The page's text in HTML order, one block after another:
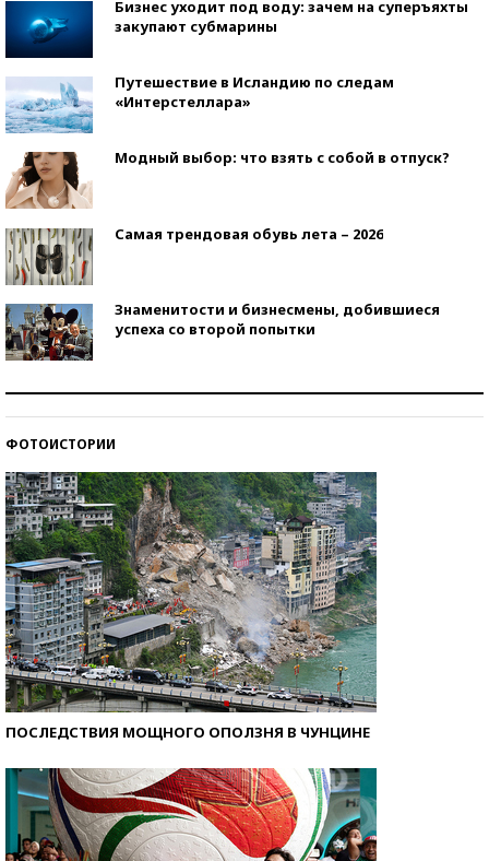
Бизнес уходит под воду: зачем на суперъяхты
закупают субмарины
Путешествие в Исландию по следам
«Интерстеллара»
Модный выбор: что взять с собой в отпуск?
Самая трендовая обувь лета – 2026
Знаменитости и бизнесмены, добившиеся
успеха со второй попытки
ФОТОИСТОРИИ
ПОСЛЕДСТВИЯ МОЩНОГО ОПОЛЗНЯ В ЧУНЦИНЕ